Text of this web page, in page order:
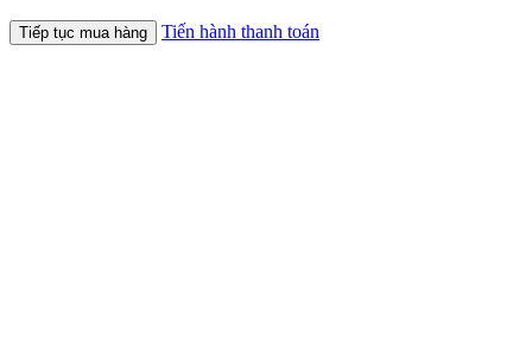
Tiếp tục mua hàng Tiến hành thanh toán